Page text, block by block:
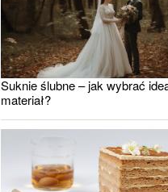
Suknie ślubne – jak wybrać
materiał?